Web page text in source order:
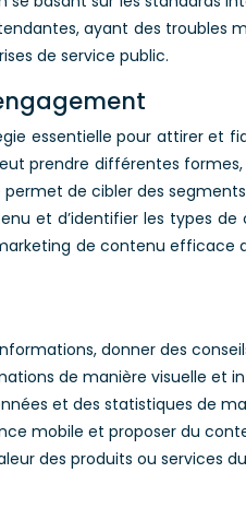
ayant des troubles
de service public.
essentielle pour attirer et
prendre différentes
de cibler des
et d’identifier les types
de contenu efficace
donner des
de manière visuelle et
et des statistiques de
mobile et proposer du
des produits ou services